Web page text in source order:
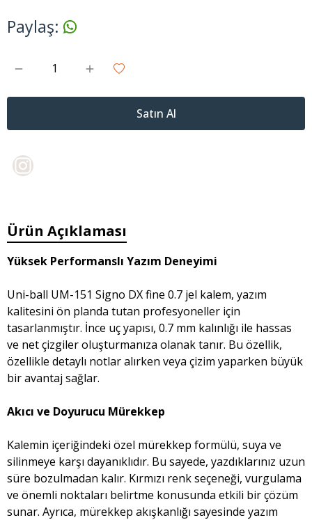
Paylaş:
Satın Al
Ürün Açıklaması
Yüksek Performanslı Yazım Deneyimi
Uni-ball UM-151 Signo DX fine 0.7 jel kalem, yazım
kalitesini ön planda tutan profesyoneller için
tasarlanmıştır. İnce uç yapısı, 0.7 mm kalınlığı ile hassas
ve net çizgiler oluşturmanıza olanak tanır. Bu özellik,
özellikle detaylı notlar alırken veya çizim yaparken büyük
bir avantaj sağlar.
Akıcı ve Doyurucu Mürekkep
Kalemin içeriğindeki özel mürekkep formülü, suya ve
silinmeye karşı dayanıklıdır. Bu sayede, yazdıklarınız uzun
süre bozulmadan kalır. Kırmızı renk seçeneği, vurgulama
ve önemli noktaları belirtme konusunda etkili bir çözüm
sunar. Ayrıca, mürekkep akışkanlığı sayesinde yazım